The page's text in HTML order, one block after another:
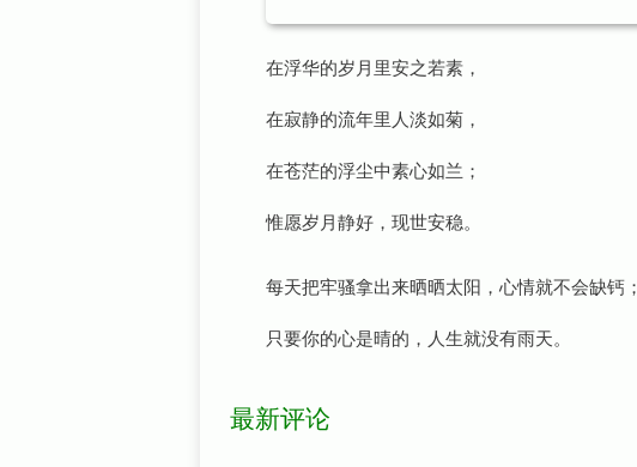
在浮华的岁月里安之若素，
在寂静的流年里人淡如菊，
在苍茫的浮尘中素心如兰；
惟愿岁月静好，现世安稳。
每天把牢骚拿出来晒晒太阳，心情就不会缺钙；
只要你的心是晴的，人生就没有雨天。
最新评论